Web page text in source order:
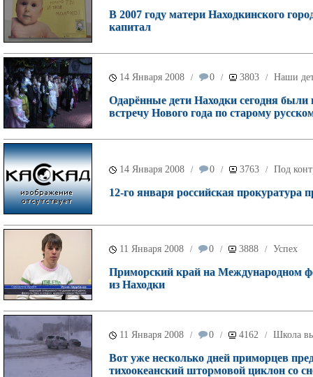
В 2007 году матери Находкинского
капитал
14 Января 2008 / 0 / 3803 / Наши
Одарённые дети Находки сегодня
встречу Нового года по старому
14 Января 2008 / 0 / 3763 / Под
12-го января российская прокуратура
11 Января 2008 / 0 / 3888 / Успех
Приморский край на Международном
из Находки
11 Января 2008 / 0 / 4162 / Школа
Вот уже несколько дней приморцев
тихоокеанский штормовой циклон со